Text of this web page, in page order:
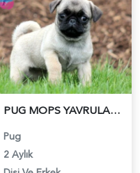
PUG MOPS YAVRULAR EV ÜRETİMİ - 5656
Pug
2 Aylık